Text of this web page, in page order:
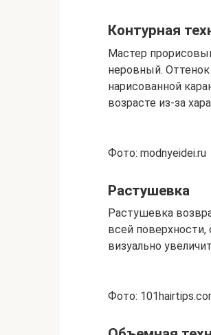
Контурная
Мастер
неровный. Оттенок
нарисованной
возрасте из-за
Фото: modnyeidei.ru
Растушевка
Растушевка
всей поверхности,
визуально
Фото: